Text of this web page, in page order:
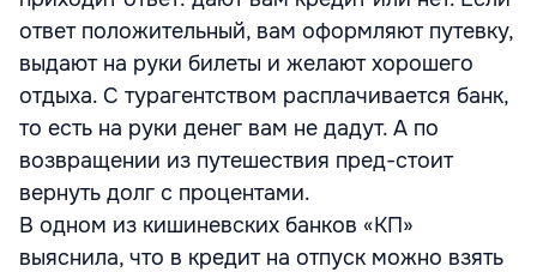
ответ положительный, вам оформляют путевку,
выдают на руки билеты и желают хорошего
отдыха. С турагентством расплачивается банк,
то есть на руки денег вам не дадут. А по
возвращении из путешествия пред-стоит
вернуть долг с процентами.
В одном из кишиневских банков «КП»
выяснила, что в кредит на отпуск можно взять